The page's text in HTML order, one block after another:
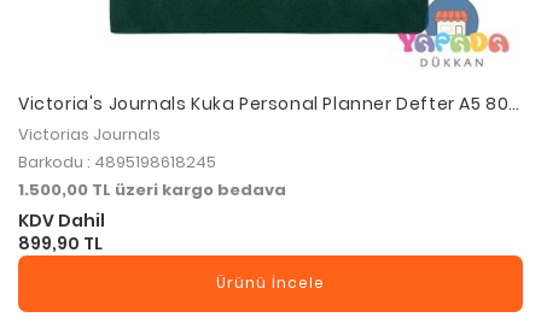
Victoria's Journals Kuka Personal Planner Defter A5 80
gr. 96 yp. Çizgili Yeşil
Victorias Journals
Barkodu : 4895198618245
1.500,00 TL üzeri kargo bedava
KDV Dahil
899,90 TL
Ürünü İncele